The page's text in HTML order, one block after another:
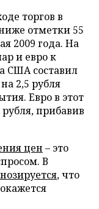
торгов в
отметки 55
2009 года. На
и евро к
США составил
2,5 рубля
Евро в этот
прибавив
цен – это
В
, что